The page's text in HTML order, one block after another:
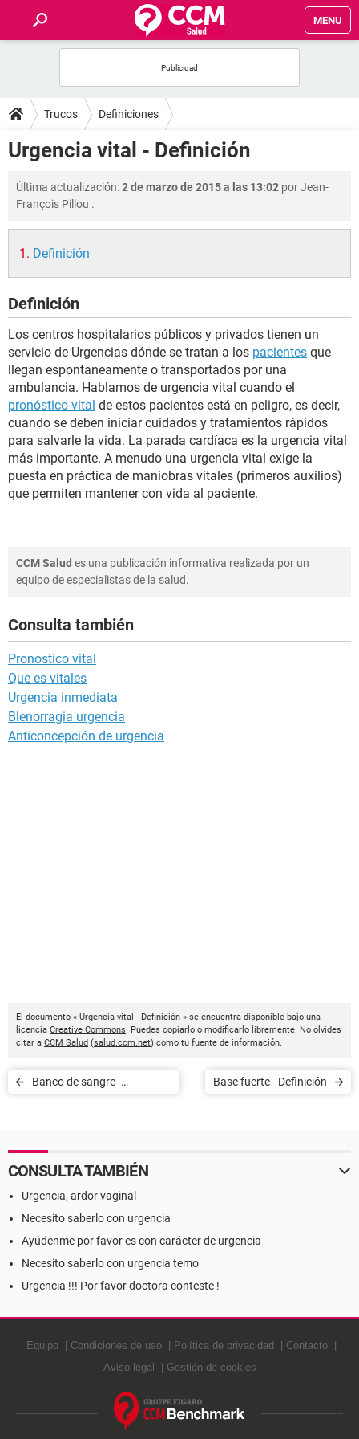
MENU
FOROS
SALUD
FAMILIA
NUTRICIÓN
SEXUALIDAD
GLOSARIO
Trucos Definiciones
Urgencia vital - Definición
Última actualización:2 de marzo de 2015 a las 13:02 porJean-
François Pillou .
Definición
Definición
Los centros hospitalarios públicos y privados tienen un
servicio de Urgencias dónde se tratan a los pacientes que
llegan espontaneamente o transportados por una
ambulancia. Hablamos de urgencia vital cuando el
pronóstico vital de estos pacientes está en peligro, es decir,
cuando se deben iniciar cuidados y tratamientos rápidos
para salvarle la vida. La parada cardíaca es la urgencia vital
más importante. A menudo una urgencia vital exige la
puesta en práctica de maniobras vitales (primeros auxilios)
que permiten mantener con vida al paciente.
CCM Salud es una publicación informativa realizada por un
equipo de especialistas de la salud.
Consulta también
Pronostico vital
Que es vitales
Urgencia inmediata
Blenorragia urgencia
Anticoncepción de urgencia
El documento « Urgencia vital - Definición » se encuentra disponible bajo una
licencia Creative Commons. Puedes copiarlo o modificarlo libremente. No olvides
citar a CCM Salud (salud.ccm.net) como tu fuente de información.
Banco de sangre -
Base fuerte - Definición
CONSULTA TAMBIÉN
Urgencia, ardor vaginal
Necesito saberlo con urgencia
Ayúdenme por favor es con carácter de urgencia
Necesito saberlo con urgencia temo
Urgencia !!! Por favor doctora conteste !
Equipo Condiciones de uso Política de privacidad
Contacto
Aviso legal
Gestión de cookies